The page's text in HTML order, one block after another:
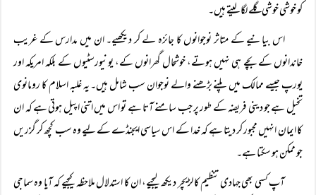
کو خوشی خوشی گلے لگا لیتے ہیں۔
اس بیانیے کے متاثر نوجوانوں کا جائزہ لے کر دیکھیے۔ ان میں مدارس کے غریب
خاندانوں کے بچے ہی نہیں ہوتے، خوشحال گھرانوں کے، یونیورسٹیوں کے بلکہ امریکہ اور
یورپ جیسے ممالک میں پلنے بڑھنے والے نوجوان سب شامل ہیں۔ یہ غلبہ اسلام کا رومانوی
تخیل ہے جو دینی فریضہ کے طور پر جب سامنے آتا ہے تو اس میں اتنی اپیل ہوتی ہے کہ ان
کا ایمان انہیں مجبور کر دیتا ہے کہ خدا کے اس سیاسی ایجنڈے کے لیے وہ سب کچھ کر گزریں
جو ممکن ہو سکتا ہے۔
آپ کسی بھی جہادی تنظیم کا لڑیچر دیکھ لیجیے، ان کا استدلال ملاحظہ کیجیے کہ آیا وہ سماجی